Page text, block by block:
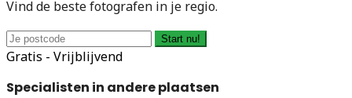
Vind de beste fotografen in je regio.
Start nu!
Gratis - Vrijblijvend
Specialisten in andere plaatsen